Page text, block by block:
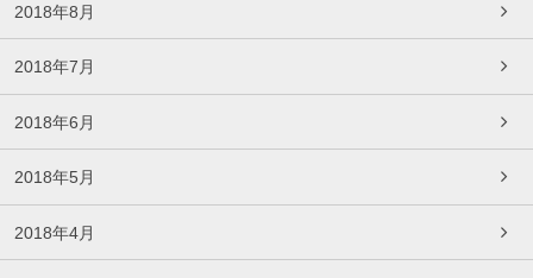
2018年8月
2018年7月
2018年6月
2018年5月
2018年4月